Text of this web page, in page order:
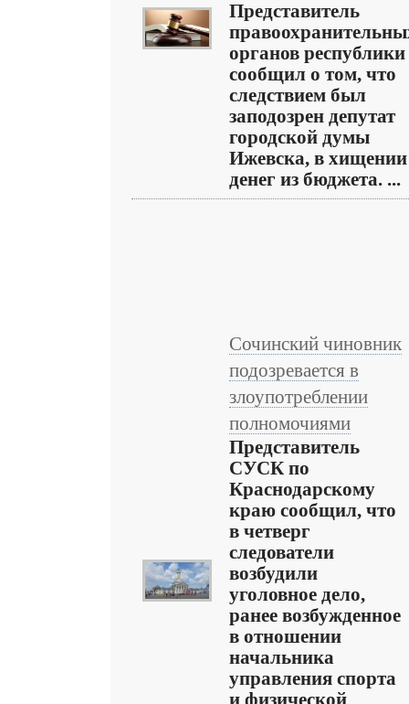
Представитель
органов республики
сообщил о том, что
следствием был
заподозрен депутат
городской думы
Ижевска, в хищении
денег из бюджета. ...
Сочинский чиновник
подозревается в
злоупотреблении
полномочиями
Представитель
СУСК по
Краснодарскому
краю сообщил, что
в четверг
следователи
возбудили
уголовное дело,
ранее возбужденное
в отношении
начальника
управления спорта
и физической